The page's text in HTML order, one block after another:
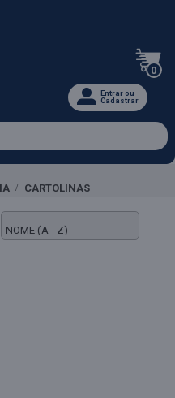
0
Entrar ou
Cadastrar
CARTOLINAS